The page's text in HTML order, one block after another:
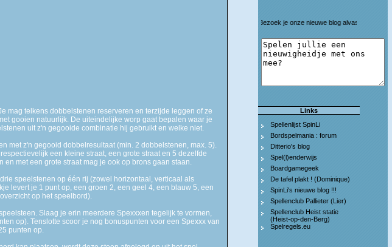
mag telkens dobbelstenen reserveren en terzijde leggen of ze
gooien natuurlijk. De uiteindelijke worp gaat bepalen waar je
uit z'n gegooide combinatie hij gebruikt en welke niet.
met z'n gegooid dobbelresultaat (min. 2 dobbelstenen, max. 5).
een kleine straat, een grote straat en 5 dezelfde
met een grote straat mag je ook op brons gaan staan.
speelstenen op één rij (zowel horizontaal, verticaal als
levert je 1 punt op, een groen 2, een geel 4, een blauw 5, een
op het speelbord).
Slaag je erin meerdere Spexxxen tegelijk te vormen,
op). Tenslotte scoor je nog bonuspunten voor een Spexxx van
punten op.
Bezoek je onze nieuwe blog alvast een keertje? Zie bij
Links
Spellenlijst SpinLi
Bordspelmania : forum
Ditterio's blog
Spel(l)enderwijs
Boardgamegeek
De tafel plakt ! (Dominique)
SpinLi's nieuwe blog !!!
Spellenclub Pallieter (Lier)
Spellenclub Heist statie
(Heist-op-den-Berg)
Spelregels.eu